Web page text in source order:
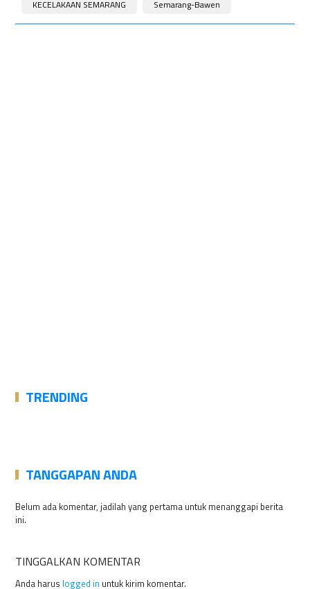
KECELAKAAN SEMARANG Semarang-Bawen
TRENDING
TANGGAPAN ANDA
Belum ada komentar, jadilah yang pertama untuk menanggapi berita
ini.
TINGGALKAN KOMENTAR
Anda harus logged in untuk kirim komentar.